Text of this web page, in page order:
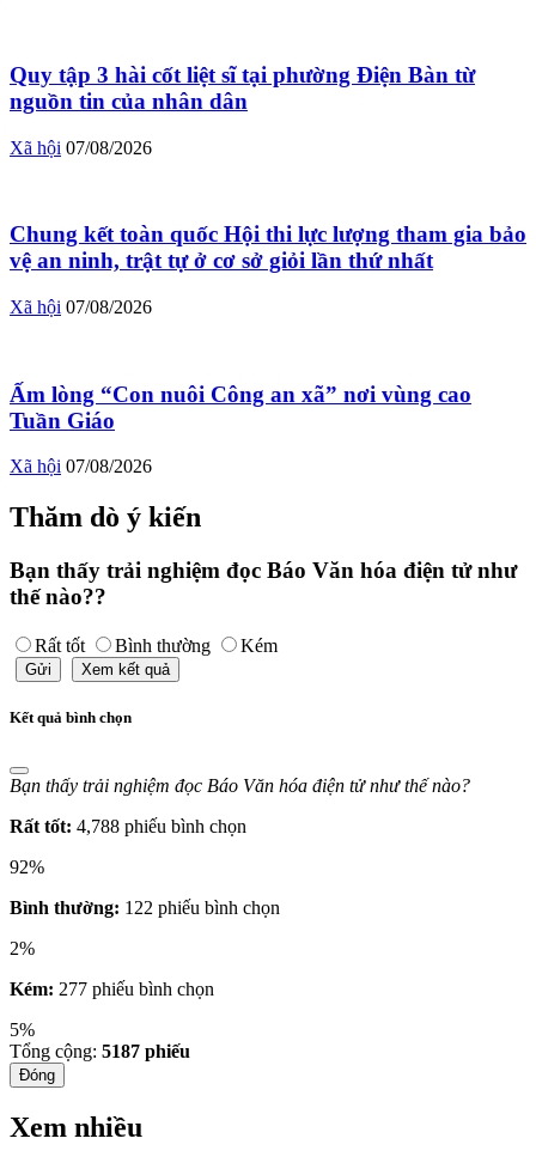
Quy tập 3 hài cốt liệt sĩ tại phường Điện Bàn từ
nguồn tin của nhân dân
Xã hội 07/08/2026
Chung kết toàn quốc Hội thi lực lượng tham gia bảo
vệ an ninh, trật tự ở cơ sở giỏi lần thứ nhất
Xã hội 07/08/2026
Ấm lòng “Con nuôi Công an xã” nơi vùng cao
Tuần Giáo
Xã hội 07/08/2026
Thăm dò ý kiến
Bạn thấy trải nghiệm đọc Báo Văn hóa điện tử như
thế nào??
Rất tốt Bình thường Kém
Gửi Xem kết quả
Kết quả bình chọn
Bạn thấy trải nghiệm đọc Báo Văn hóa điện tử như thế nào?
Rất tốt: 4,788 phiếu bình chọn
92%
Bình thường: 122 phiếu bình chọn
2%
Kém: 277 phiếu bình chọn
5%
Tổng cộng: 5187 phiếu
Đóng
Xem nhiều